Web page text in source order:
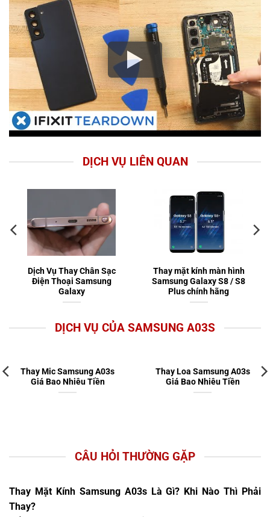
DỊCH VỤ LIÊN QUAN
Dịch Vụ Thay Chân Sạc
Điện Thoại Samsung
Galaxy
Thay mặt kính màn hình
Samsung Galaxy S8 / S8
Plus chính hãng
DỊCH VỤ CỦA SAMSUNG A03S
Thay Mic Samsung A03s
Giá Bao Nhiêu Tiền
Thay Loa Samsung A03s
Giá Bao Nhiêu Tiền
CÂU HỎI THƯỜNG GẶP
Thay Mặt Kính Samsung A03s Là Gì? Khi Nào Thì Phải
Thay?